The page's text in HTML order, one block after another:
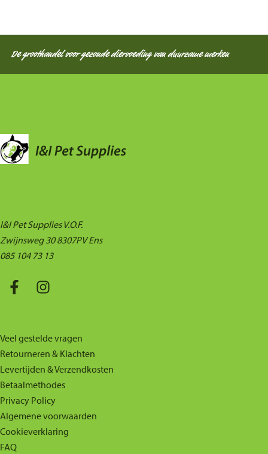
De groothandel voor gezonde diervoeding van duurzame merken
I&I Pet Supplies V.O.F.
Zwijnsweg 30 8307PV Ens
085 104 73 13
Veel gestelde vragen
Retourneren & Klachten
Levertijden & Verzendkosten
Betaalmethodes
Privacy Policy
Algemene voorwaarden
Cookieverklaring
FAQ